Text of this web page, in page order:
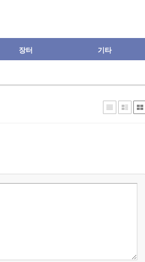
장터 기타